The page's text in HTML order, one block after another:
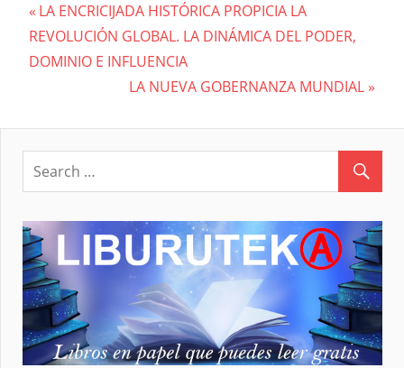
Navegación
de
Previous
Post:
LA ENCRICIJADA HISTÓRICA PROPICIA LA
REVOLUCIÓN GLOBAL. LA DINÁMICA DEL PODER,
DOMINIO E INFLUENCIA
Next
LA NUEVA GOBERNANZA MUNDIAL